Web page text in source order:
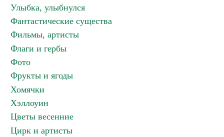
Улыбка, улыбнулся
Фантастические существа
Фильмы, артисты
Флаги и гербы
Фото
Фрукты и ягоды
Хомячки
Хэллоуин
Цветы весенние
Цирк и артисты